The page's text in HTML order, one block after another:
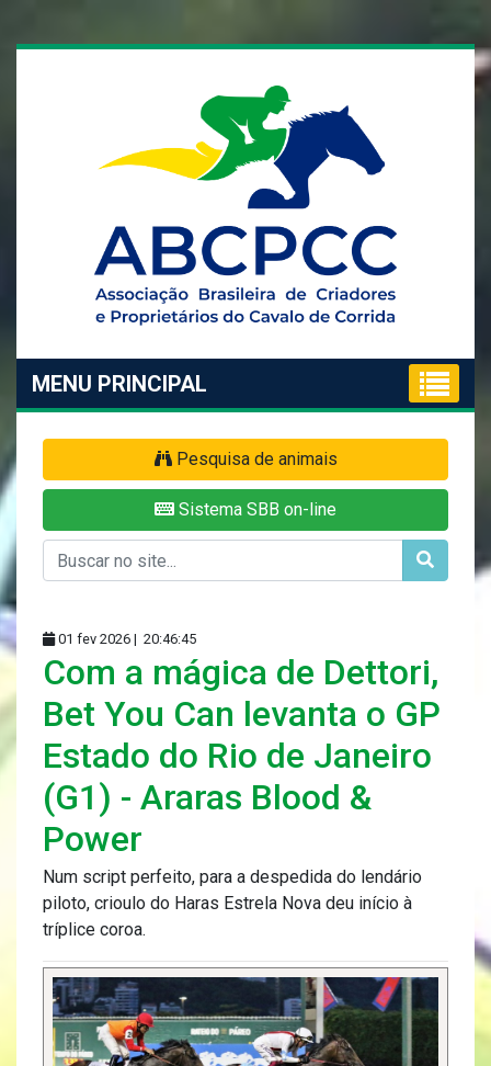
MENU PRINCIPAL
Pesquisa de animais
Sistema SBB on-line
01 fev 2026 | 20:46:45
Com a mágica de Dettori,
Bet You Can levanta o GP
Estado do Rio de Janeiro
(G1) - Araras Blood &
Power
Num script perfeito, para a despedida do lendário
piloto, crioulo do Haras Estrela Nova deu início à
tríplice coroa.